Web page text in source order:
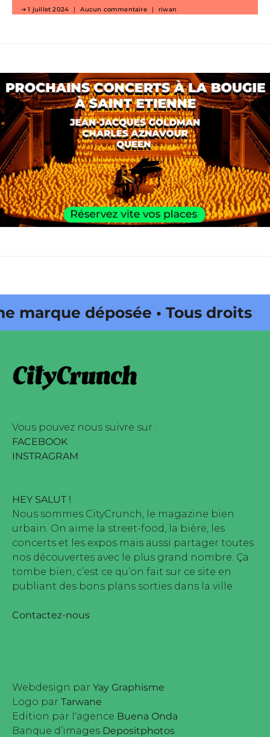
1 juillet 2024 Aucun commentaire riwan
déposée • Tous droits
déposée • Tous droits
édité par Buena Onda Web •
Vous pouvez nous suivre sur :
FACEBOOK
INSTRAGRAM
HEY SALUT !
Nous sommes CityCrunch, le magazine bien
urbain. On aime la street-food, la bière, les
concerts et les expos mais aussi partager toutes
nos découvertes avec le plus grand nombre. Ça
tombe bien, c’est ce qu’on fait sur ce site en
publiant des bons plans sorties dans la ville.
Contactez-nous
Webdesign par Yay Graphisme
Logo par Tarwane
Edition par l'agence Buena Onda
Banque d’images Depositphotos